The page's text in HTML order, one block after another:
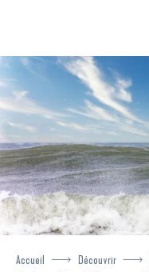
principal
Accueil Découvrir